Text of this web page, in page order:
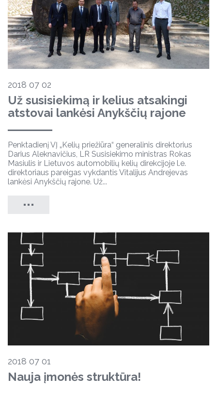
2018 07 02
Už susisiekimą ir kelius atsakingi
atstovai lankėsi Anykščių rajone
Penktadienį VĮ „Kelių priežiūra“ generalinis direktorius
Darius Aleknavičius, LR Susisiekimo ministras Rokas
Masiulis ir Lietuvos automobilių kelių direkcijoje l.e.
direktoriaus pareigas vykdantis Vitalijus Andrejevas
lankėsi Anykščių rajone. Už...
2018 07 01
Nauja įmonės struktūra!